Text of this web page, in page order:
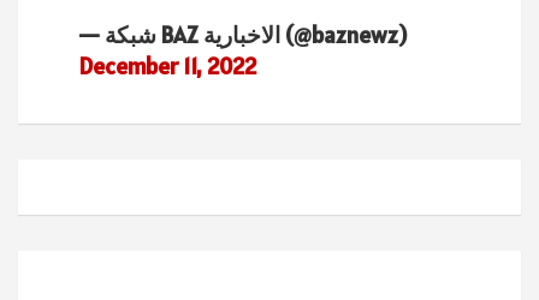
— شبكة BAZ الاخبارية (@baznewz)
December 11, 2022